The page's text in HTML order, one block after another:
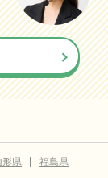
形県
福島県